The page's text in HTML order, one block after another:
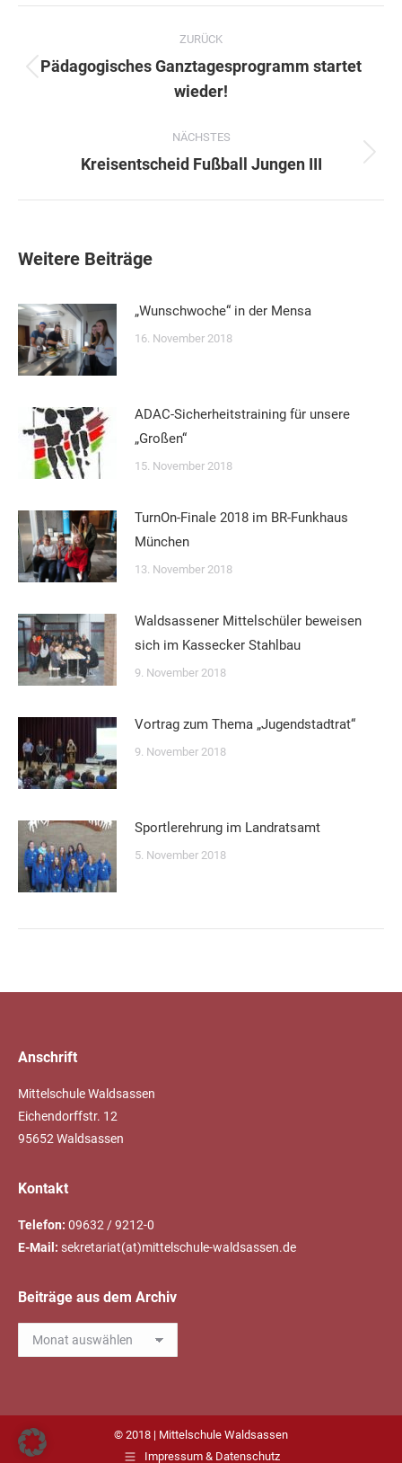
ZURÜCK
Vorheriger
Beitrag:
Pädagogisches Ganztagesprogramm startet
wieder!
NÄCHSTES
Nächster
Kreisentscheid Fußball Jungen III
Weitere Beiträge
„Wunschwoche“ in der Mensa
16. November 2018
ADAC-Sicherheitstraining für unsere
„Großen“
15. November 2018
TurnOn-Finale 2018 im BR-Funkhaus
München
13. November 2018
Waldsassener Mittelschüler beweisen
sich im Kassecker Stahlbau
9. November 2018
Vortrag zum Thema „Jugendstadtrat“
9. November 2018
Sportlerehrung im Landratsamt
5. November 2018
Anschrift
Mittelschule Waldsassen
Eichendorffstr. 12
95652 Waldsassen
Kontakt
Telefon: 09632 / 9212-0
E-Mail: sekretariat(at)mittelschule-waldsassen.de
Beiträge aus dem Archiv
Beiträge
aus
© 2018 | Mittelschule Waldsassen
Impressum & Datenschutz